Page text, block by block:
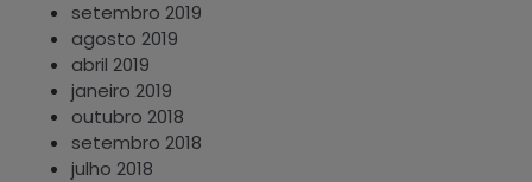
setembro 2019
agosto 2019
abril 2019
janeiro 2019
outubro 2018
setembro 2018
julho 2018